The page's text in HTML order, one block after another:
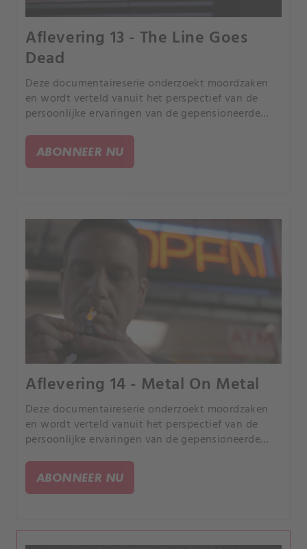
Aflevering 13 - The Line Goes
Dead
Deze documentaireserie onderzoekt moordzaken
en wordt verteld vanuit het perspectief van de
persoonlijke ervaringen van de gepensioneerde
ABONNEER NU
Aflevering 14 - Metal On Metal
Deze documentaireserie onderzoekt moordzaken
en wordt verteld vanuit het perspectief van de
persoonlijke ervaringen van de gepensioneerde
ABONNEER NU